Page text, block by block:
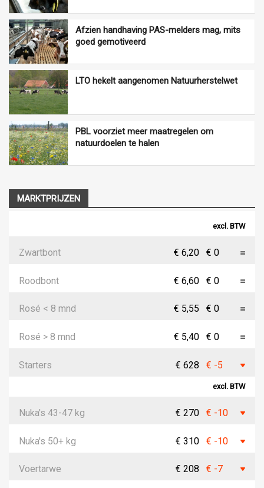
Afzien handhaving PAS-melders mag, mits
goed gemotiveerd
LTO hekelt aangenomen Natuurherstelwet
PBL voorziet meer maatregelen om
natuurdoelen te halen
MARKTPRIJZEN
excl. BTW
Zwartbont € 6,20 € 0
Roodbont € 6,60 € 0
Rosé < 8 mnd € 5,55 € 0
Rosé > 8 mnd € 5,40 € 0
Starters € 628 € -5
excl. BTW
Nuka's 43-47 kg € 270 € -10
Nuka's 50+ kg € 310 € -10
Voertarwe € 208 € -7